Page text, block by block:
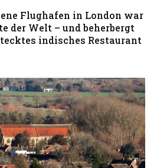
Flughafen in London war
der Welt – und beherbergt
indisches Restaurant